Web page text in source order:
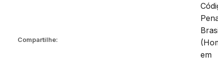
Compartilhe:
em